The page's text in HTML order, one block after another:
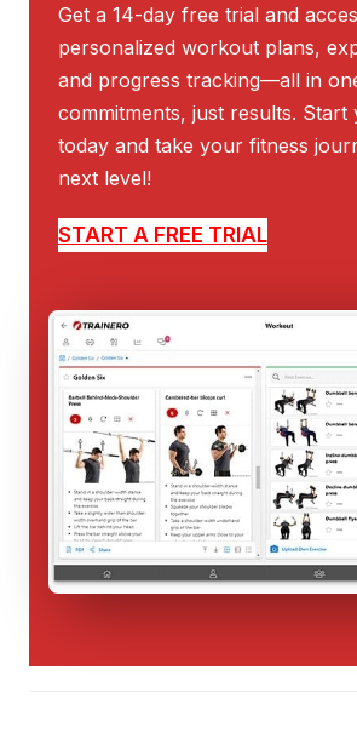
Get a 14-day free trial and
personalized workout plans,
and progress tracking—all in
commitments, just results.
today and take your fitness
next level!
START A FREE TRIAL